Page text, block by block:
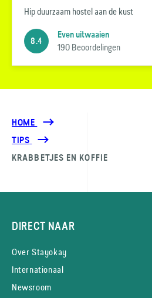
Hip duurzaam hostel aan de kust
8.4
Even uitwaaien
190 Beoordelingen
HOME
TIPS
KRABBETJES EN KOFFIE
DIRECT NAAR
Over Stayokay
Internationaal
Newsroom